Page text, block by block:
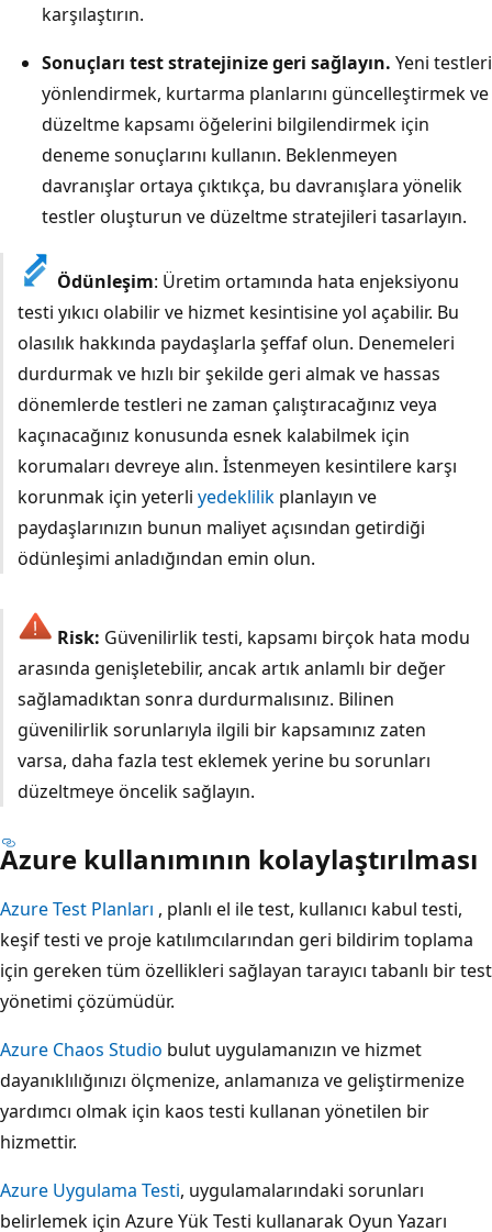
karşılaştırın.
Sonuçları test stratejinize geri sağlayın. Yeni testleri
yönlendirmek, kurtarma planlarını güncelleştirmek ve
düzeltme kapsamı öğelerini bilgilendirmek için
deneme sonuçlarını kullanın. Beklenmeyen
davranışlar ortaya çıktıkça, bu davranışlara yönelik
testler oluşturun ve düzeltme stratejileri tasarlayın.
Ödünleşim: Üretim ortamında hata enjeksiyonu
testi yıkıcı olabilir ve hizmet kesintisine yol açabilir. Bu
olasılık hakkında paydaşlarla şeffaf olun. Denemeleri
durdurmak ve hızlı bir şekilde geri almak ve hassas
dönemlerde testleri ne zaman çalıştıracağınız veya
kaçınacağınız konusunda esnek kalabilmek için
korumaları devreye alın. İstenmeyen kesintilere karşı
korunmak için yeterli yedeklilikplanlayın ve
paydaşlarınızın bunun maliyet açısından getirdiği
ödünleşimi anladığından emin olun.
Risk: Güvenilirlik testi, kapsamı birçok hata modu
arasında genişletebilir, ancak artık anlamlı bir değer
sağlamadıktan sonra durdurmalısınız. Bilinen
güvenilirlik sorunlarıyla ilgili bir kapsamınız zaten
varsa, daha fazla test eklemek yerine bu sorunları
düzeltmeye öncelik sağlayın.
Azure kullanımının kolaylaştırılması
Azure Test Planları , planlı el ile test, kullanıcı kabul testi,
keşif testi ve proje katılımcılarından geri bildirim toplama
için gereken tüm özellikleri sağlayan tarayıcı tabanlı bir test
yönetimi çözümüdür.
Azure Chaos Studio bulut uygulamanızın ve hizmet
dayanıklılığınızı ölçmenize, anlamanıza ve geliştirmenize
yardımcı olmak için kaos testi kullanan yönetilen bir
hizmettir.
Azure Uygulama Testi, uygulamalarındaki sorunları
belirlemek için Azure Yük Testi kullanarak Oyun Yazarı